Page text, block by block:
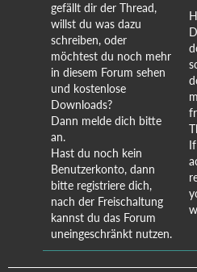
gefällt dir der Thread,
willst du was dazu
schreiben, oder
möchtest du noch mehr
in diesem Forum sehen
und kostenlose
Downloads?
Dann melde dich bitte
an.
Hast du noch kein
Benutzerkonto, dann
bitte registriere dich,
nach der Freischaltung
kannst du das Forum
uneingeschränkt nutzen.